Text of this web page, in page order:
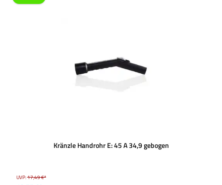
Kränzle Handrohr E: 45 A 34,9 gebogen
UVP:17,49 €*